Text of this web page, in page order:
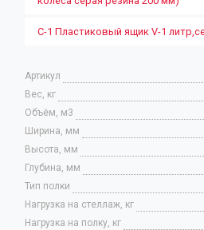
С-1 Пластиковый ящик V-1
Артикул
Вес, кг
Объём, м3
Ширина, мм
Высота, мм
Глубина, мм
Тип полки
Нагрузка на стеллаж, кг
Нагрузка на полку, кг